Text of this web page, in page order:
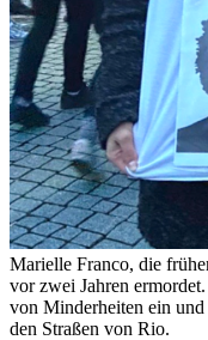
Marielle Franco, die
vor zwei Jahren
von Minderheiten ein
den Straßen von Rio.